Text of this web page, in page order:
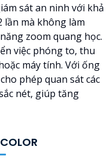
di động.sát an ninh với khả
lần mà không làm
zoom quang học.
việc phóng to, thu
máy tính. Với ống
phép quan sát các
nét, giúp tăng